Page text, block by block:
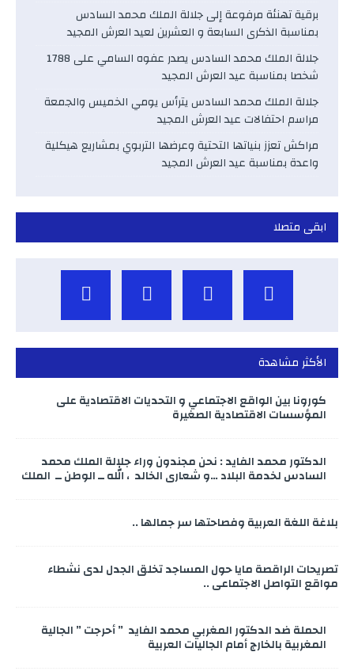
برقية تهنئة مرفوعة إلى جلالة الملك محمد السادس
بمناسبة الذكرى السابعة و العشرين لعيد العرش المجيد
جلالة الملك محمد السادس يصدر عفوه السامي على 1788
شخصا بمناسبة عيد العرش المجيد
جلالة الملك محمد السادس يترأس يومي الخميس والجمعة
مراسم احتفالات عيد العرش المجيد
مراكش تعزز بنياتها التحتية وعرضها التربوي بمشاريع هيكلية
واعدة بمناسبة عيد العرش المجيد
ابقى متصلا
الأكثر مشاهدة
كورونا بين الواقع الاجتماعي و التحديات الاقتصادية على
المؤسسات الاقتصادية الصغيرة
الدكتور محمد الفايد : نحن مجندون وراء جلالة الملك محمد
السادس لخدمة البلاد …و شعاري الخالد ، الله ــ الوطن ــ الملك
بلاغة اللغة العربية وفصاحتها سر جمالها ..
تصريحات الراقصة مايا حول المساجد تخلق الجدل لدى نشطاء
مواقع التواصل الاجتماعي ..
الحملة ضد الدكتور المغربي محمد الفايد ” أحرجت ” الجالية
المغربية بالخارج أمام الجاليات العربية